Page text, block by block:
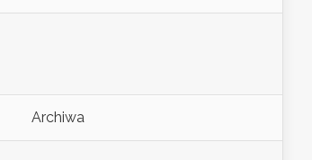
Archiwa